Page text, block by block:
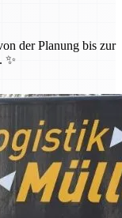
der Planung bis zur
✨